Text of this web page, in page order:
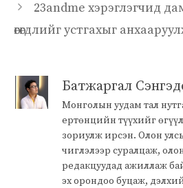
23andme хэрэглэгчид
өгөгдлийг устгахыг
Батжаргал
Монголын уудам тал
ертөнцийн түүхийг
зориулж ирсэн. Олон
чиглэлээр суралцаж,
редакцуудад ажиллаж
эх орондоо буцаж,